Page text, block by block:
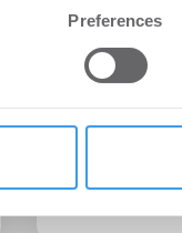
content and ads, to
to them or
Preferences
06.07.2015
IVD-